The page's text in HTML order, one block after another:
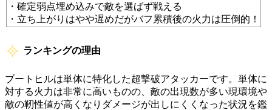
・確定弱点埋め込みで敵を選ばず戦える
・立ち上がりはやや遅めだがバフ累積後の火力は圧倒的！
ランキングの理由
ブートヒルは単体に特化した超撃破アタッカーです。単体に
対する火力は非常に高いものの、敵の出現数が多い現環境や
敵の靭性値が高くなりダメージが出しにくくなった状況を鑑